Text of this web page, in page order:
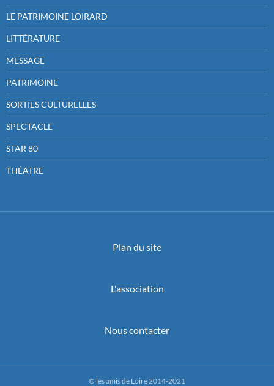
LE PATRIMOINE LOIRARD
LITTÉRATURE
MESSAGE
PATRIMOINE
SORTIES CULTURELLES
SPECTACLE
STAR 80
THÉATRE
Plan du site
L'association
Nous contacter
© les amis de Loire 2014-2021